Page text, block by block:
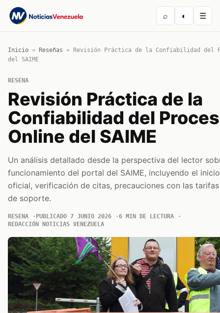
⌕ ◐ ☰
Inicio » Reseñas »
Revisión Práctica de la Confiabilidad del
del SAIME
RESENA
Revisión Práctica de la
Confiabilidad del
Online del SAIME
Un análisis detallado desde la perspectiva del lector
funcionamiento del portal del SAIME, incluyendo el
oficial, verificación de citas, precauciones con las
de soporte.
RESENA PUBLICADO 7 JUNIO 2026
6 MIN DE LECTURA
REDACCIÓN NOTICIAS VENEZUELA